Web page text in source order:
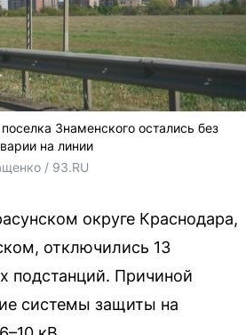
Знаменского остались без
на линии
/ 93.RU
округе Краснодара,
отключились 13
подстанций. Причиной
системы защиты на